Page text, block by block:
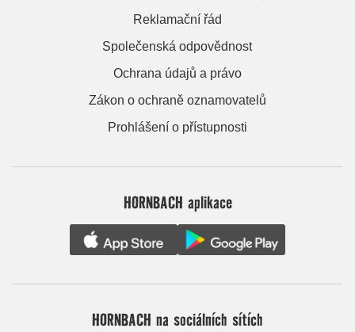
Reklamační řád
Společenská odpovědnost
Ochrana údajů a právo
Zákon o ochraně oznamovatelů
Prohlášení o přístupnosti
HORNBACH aplikace
HORNBACH na sociálních sítích